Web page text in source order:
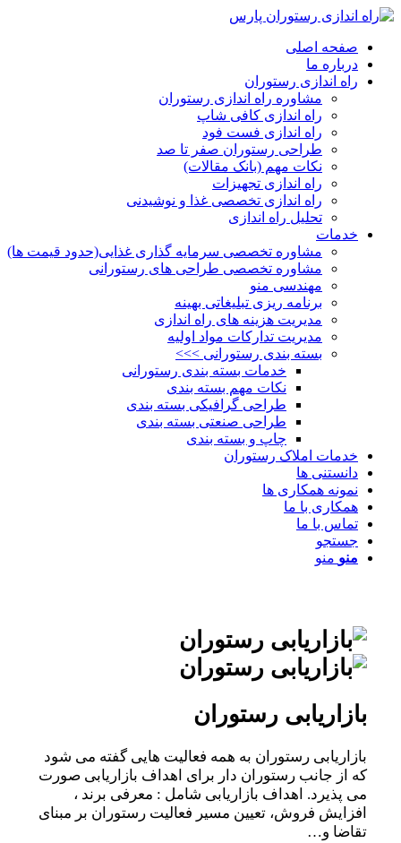
صفحه اصلی
درباره ما
راه اندازی رستوران
مشاوره راه اندازی رستوران
راه اندازی کافی شاپ
راه اندازی فست فود
طراحی رستوران صفر تا صد
نکات مهم (بانک مقالات)
راه اندازی تجهیزات
راه اندازی تخصصی غذا و نوشیدنی
تحلیل راه اندازی
خدمات
مشاوره تخصصی سرمایه گذاری غذایی(حدود قیمت ها)
مشاوره تخصصی طراحی های رستورانی
مهندسی منو
برنامه ریزی تبلیغاتی بهینه
مدیریت هزینه های راه اندازی
مدیریت تدارکات مواد اولیه
بسته بندی رستورانی >>>
خدمات بسته بندی رستورانی
نکات مهم بسته بندی
طراحی گرافیکی بسته بندی
طراحی صنعتی بسته بندی
چاپ و بسته بندی
خدمات املاک رستوران
دانستنی ها
نمونه همکاری ها
همکاری با ما
تماس با ما
جستجو
منو منو
بازاریابی رستوران
بازاریابی رستوران به همه فعالیت هایی گفته می شود
که از جانب رستوران دار برای اهداف بازاریابی صورت
می پذیرد. اهداف بازاریابی شامل : معرفی برند ،
افزایش فروش، تعیین مسیر فعالیت رستوران بر مبنای
تقاضا و…